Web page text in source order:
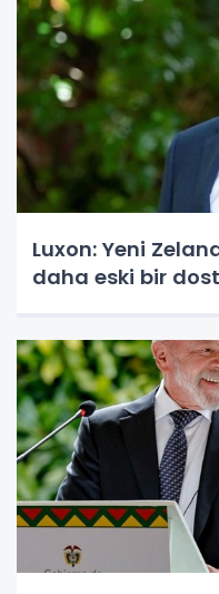
Luxon: Yeni
daha eski bir